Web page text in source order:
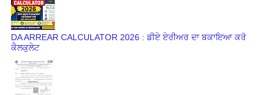
DA ARREAR CALCULATOR 2026 : ਡੀਏ ਏਰੀਅਰ ਦਾ ਬਕਾਇਆ ਕਰੋ
ਕੈਲਕੁਲੇਟ